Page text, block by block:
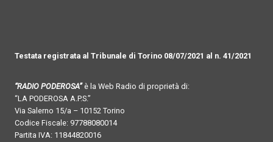
Testata registrata al Tribunale di Torino 08/07/2021 al n. 41/2021
“RADIO PODEROSA”è la Web Radio di proprietà di:
“LA PODEROSA A.P.S.”
Via Salerno 15/a – 10152 Torino
Codice Fiscale: 97788080014
Partita IVA: 11844820016